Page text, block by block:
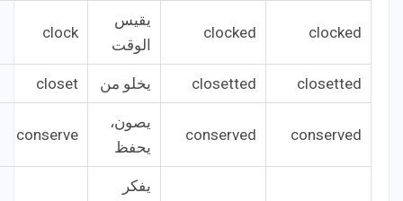
clocked
clocked
يقيس
الوقت
clock
closetted
closetted يخلو من closet
conserved
conserved
يصون،
يحفظ
conserve
يفكر